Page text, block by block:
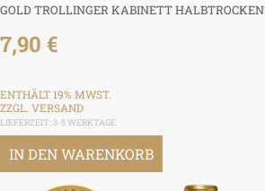
GOLD TROLLINGER KABINETT HALBTROCKEN
7,90 €
ENTHÄLT 19% MWST.
ZZGL. VERSAND
LIEFERZEIT: 3-5 WERKTAGE
IN DEN WARENKORB